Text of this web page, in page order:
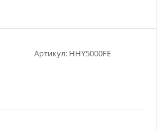
Артикул: HHY5000FE